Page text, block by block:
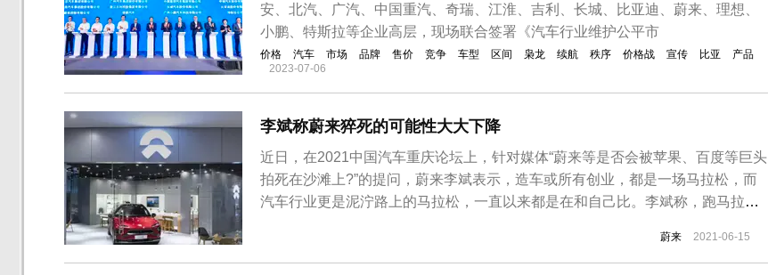
安、北汽、广汽、中国重汽、奇瑞、江淮、吉利、长城、比亚迪、蔚来、理想、
小鹏、特斯拉等企业高层，现场联合签署《汽车行业维护公平市
价格 汽车 市场 品牌 售价 竞争 车型 区间 枭龙 续航 秩序 价格战 宣传 比亚
产品
2023-07-06
李斌称蔚来猝死的可能性大大下降
近日，在2021中国汽车重庆论坛上，针对媒体“蔚来等是否会被苹果、百度等巨头
拍死在沙滩上?”的提问，蔚来李斌表示，造车或所有创业，都是一场马拉松，而
汽车行业更是泥泞路上的马拉松，一直以来都是在和自己比。李斌称，跑马拉松
把这件事想透彻。蔚来从成立到现在6年多时间经历了很多事情，蔚来现在肯定是
学习到了很多东西，蔚来现在猝死的可能性跟...
蔚来 2021-06-15